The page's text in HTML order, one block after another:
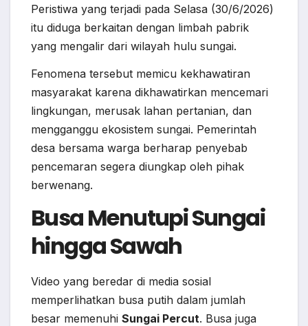
Peristiwa yang terjadi pada Selasa (30/6/2026)
itu diduga berkaitan dengan limbah pabrik
yang mengalir dari wilayah hulu sungai.
Fenomena tersebut memicu kekhawatiran
masyarakat karena dikhawatirkan mencemari
lingkungan, merusak lahan pertanian, dan
mengganggu ekosistem sungai. Pemerintah
desa bersama warga berharap penyebab
pencemaran segera diungkap oleh pihak
berwenang.
Busa Menutupi Sungai
hingga Sawah
Video yang beredar di media sosial
memperlihatkan busa putih dalam jumlah
besar memenuhi Sungai Percut. Busa juga